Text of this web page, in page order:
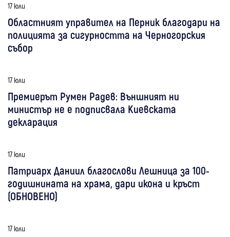
17 юли
Областният управител на Перник благодари на
полицията за сигурността на Черногорския
събор
17 юли
Премиерът Румен Радев: Външният ни
министър не е подписвала Киевската
декларация
17 юли
Патриарх Даниил благослови Лешница за 100-
годишнината на храма, дари икона и кръст
(ОБНОВЕНО)
17 юли